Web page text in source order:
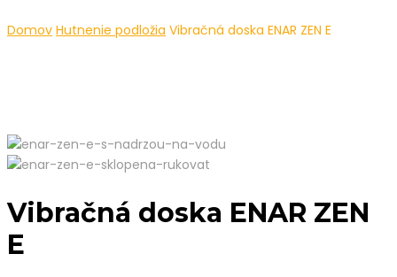
Domov Hutnenie podložia Vibračná doska ENAR ZEN E
Vibračná doska ENAR ZEN
E